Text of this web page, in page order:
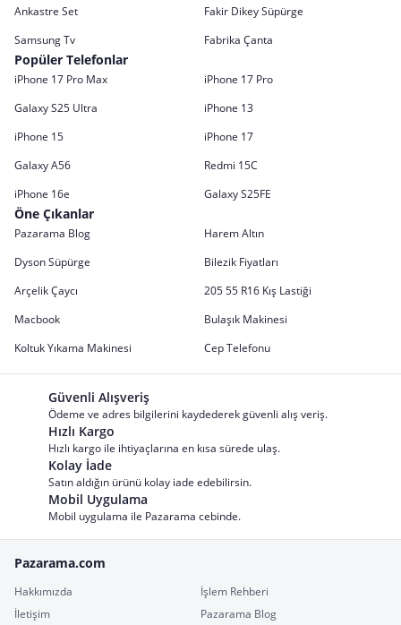
Ankastre Set
Fakir Dikey Süpürge
Samsung Tv
Fabrika Çanta
Popüler Telefonlar
iPhone 17 Pro Max
iPhone 17 Pro
Galaxy S25 Ultra
iPhone 13
iPhone 15
iPhone 17
Galaxy A56
Redmi 15C
iPhone 16e
Galaxy S25FE
Öne Çıkanlar
Pazarama Blog
Harem Altın
Dyson Süpürge
Bilezik Fiyatları
Arçelik Çaycı
205 55 R16 Kış Lastiği
Macbook
Bulaşık Makinesi
Koltuk Yıkama Makinesi
Cep Telefonu
Güvenli Alışveriş
Ödeme ve adres bilgilerini kaydederek güvenli alış veriş.
Hızlı Kargo
Hızlı kargo ile ihtiyaçlarına en kısa sürede ulaş.
Kolay İade
Satın aldığın ürünü kolay iade edebilirsin.
Mobil Uygulama
Mobil uygulama ile Pazarama cebinde.
Pazarama.com
Hakkımızda
İşlem Rehberi
İletişim
Pazarama Blog